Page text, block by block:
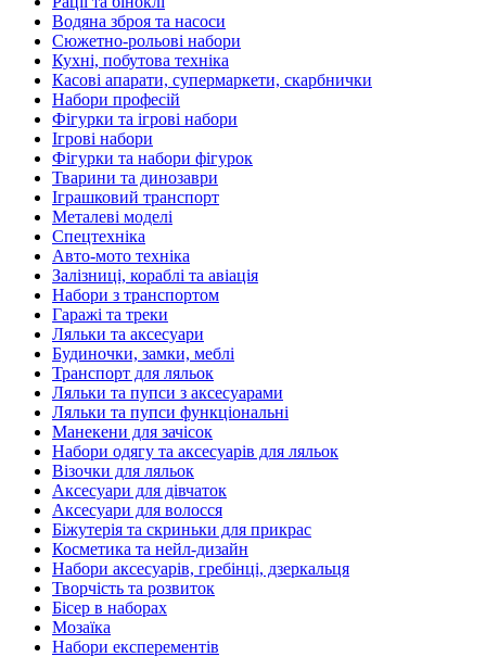
Водяна зброя та насоси
Сюжетно-рольові набори
Кухні, побутова техніка
Касові апарати, супермаркети, скарбнички
Набори професій
Фігурки та ігрові набори
Ігрові набори
Фігурки та набори фігурок
Тварини та динозаври
Іграшковий транспорт
Металеві моделі
Спецтехніка
Авто-мото техніка
Залізниці, кораблі та авіація
Набори з транспортом
Гаражі та треки
Ляльки та аксесуари
Будиночки, замки, меблі
Транспорт для ляльок
Ляльки та пупси з аксесуарами
Ляльки та пупси функціональні
Манекени для зачісок
Набори одягу та аксесуарів для ляльок
Візочки для ляльок
Аксесуари для дівчаток
Аксесуари для волосся
Біжутерія та скриньки для прикрас
Косметика та нейл-дизайн
Набори аксесуарів, гребінці, дзеркальця
Творчість та розвиток
Бісер в наборах
Мозаїка
Набори експерементів